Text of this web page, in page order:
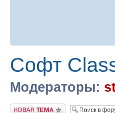
Софт
Модераторы:
Новая тема